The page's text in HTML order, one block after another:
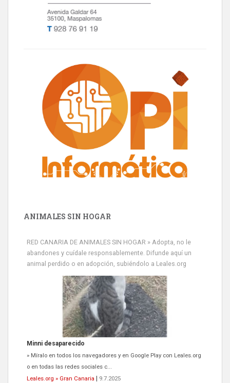
ANIMALES SIN HOGAR
RED CANARIA DE ANIMALES SIN HOGAR » Adopta, no le
abandones y cuídale responsablemente. Difunde aquí un
animal perdido o en adopción, subiéndolo a Leales.org
Minni desaparecido
» Míralo en todos los navegadores y en Google Play con Leales.org
o en todas las redes sociales c...
Leales.org » Gran Canaria
9.7.2025